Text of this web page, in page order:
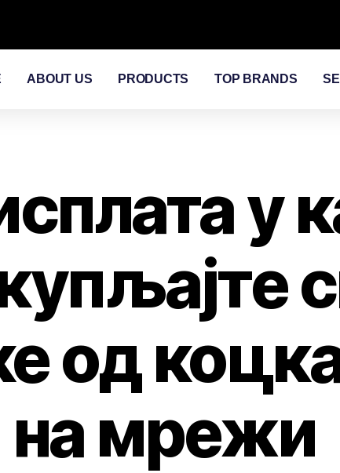
ABOUT US PRODUCTS TOP BRANDS
у
од
на мрежи